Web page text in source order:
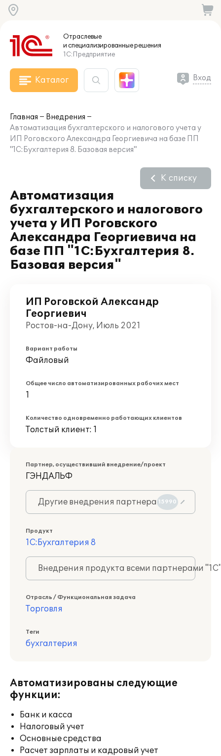
Отраслевые
и специализированныерешения
1С:Предприятие
Каталог Вход
Главная
Внедрения
Автоматизация бухгалтерского и налогового учета у
ИП Роговского Александра Георгиевича на базе ПП
"1С:Бухгалтерия 8. Базовая версия"
Автоматизация
бухгалтерского и налогового
учета у ИП Роговского
Александра Георгиевича на
базе ПП "1С:Бухгалтерия 8.
Базовая версия"
К списку
ИП Роговской Александр
Георгиевич
Ростов-на-Дону, Июль 2021
Вариант работы
Файловый
Общее число автоматизированных рабочих мест
1
Количество одновременно работающих клиентов
Толстый клиент: 1
Партнер, осуществивший внедрение/проект
ГЭНДАЛЬФ
Другие внедрения партнера 15990
Продукт
1С:Бухгалтерия 8
Внедрения продукта всеми партнерами
Отрасль / Функциональная задача
Торговля
Теги
бухгалтерия
Автоматизированы следующие
функции:
Банк и касса
Налоговый учет
Основные средства
Расчет зарплаты и кадровый учет